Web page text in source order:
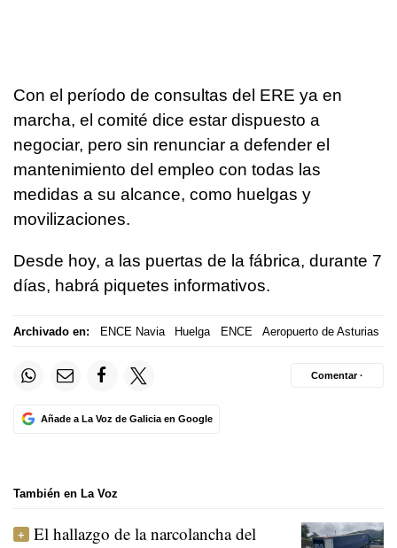
Con el período de consultas del ERE ya en
marcha, el comité dice estar dispuesto a
negociar, pero sin renunciar a defender el
mantenimiento del empleo con todas las
medidas a su alcance, como huelgas y
movilizaciones.
Desde hoy, a las puertas de la fábrica, durante 7
días, habrá piquetes informativos.
Archivado en: ENCE Navia Huelga ENCE Aeropuerto de Asturias
Añade a La Voz de Galicia en Google
Comentar ·
También en La Voz
El hallazgo de la narcolancha del